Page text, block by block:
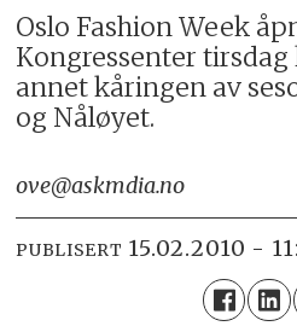
Oslo Fashion Week
Kongressenter
annet kåringen av
og Nåløyet.
ove@askmdia.no
PUBLISERT 15.02.2010 -